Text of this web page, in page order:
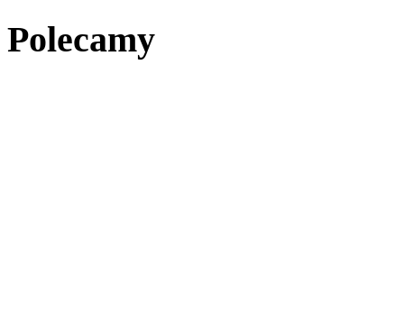
Polecamy